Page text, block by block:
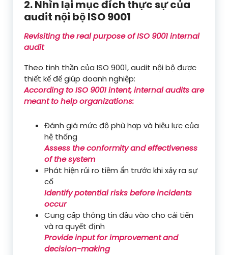
2. Nhìn lại mục đích thực sự của
audit nội bộ ISO 9001
Revisiting the real purpose of ISO 9001 internal
audit
Theo tinh thần của ISO 9001, audit nội bộ được
thiết kế để giúp doanh nghiệp:
According to ISO 9001 intent, internal audits are
meant to help organizations:
Đánh giá mức độ phù hợp và hiệu lực của
hệ thống
Assess the conformity and effectiveness
of the system
Phát hiện rủi ro tiềm ẩn trước khi xảy ra sự
cố
Identify potential risks before incidents
occur
Cung cấp thông tin đầu vào cho cải tiến
và ra quyết định
Provide input for improvement and
decision-making